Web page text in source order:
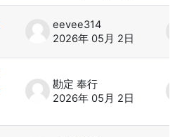
eevee314
2026年 05月 2日
勘定 奉行
2026年 05月 2日